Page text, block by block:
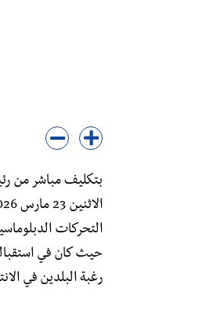
بتكليف مباشر من
التحركات
حيث كان في
رغبة البلدين في